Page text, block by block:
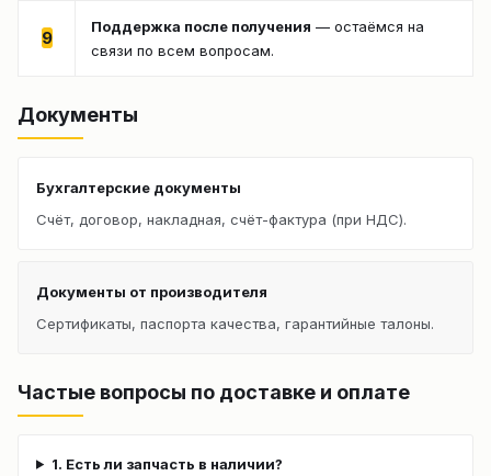
9
Поддержка после получения — остаёмся на
связи по всем вопросам.
Документы
Бухгалтерские документы
Счёт, договор, накладная, счёт-фактура (при НДС).
Документы от производителя
Сертификаты, паспорта качества, гарантийные талоны.
Частые вопросы по доставке и оплате
1. Есть ли запчасть в наличии?